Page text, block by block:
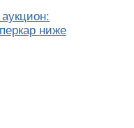
ниже